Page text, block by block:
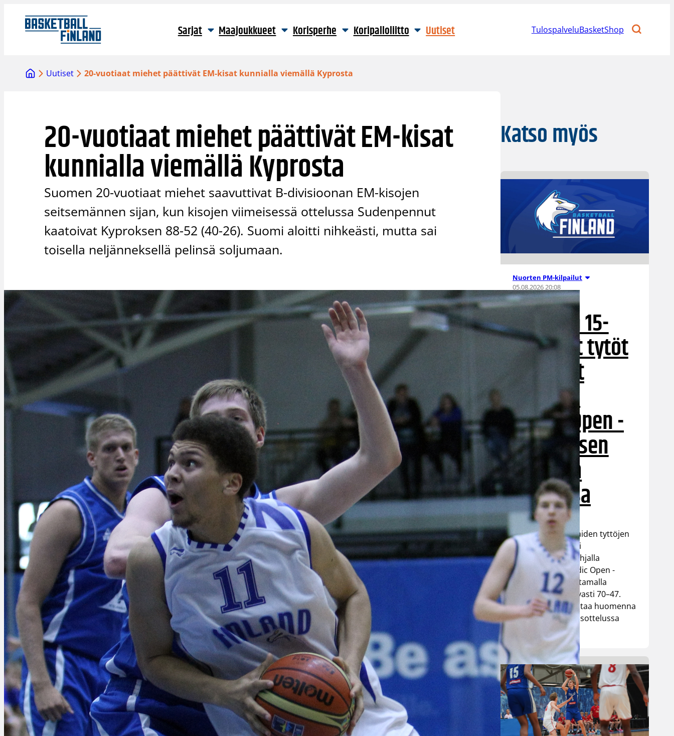
sisältöön
Sarjat Maajoukkueet Korisperhe Koripalloliitto Uutiset TulospalveluBasketShop
Uutiset 20-vuotiaat miehet päättivät EM-kisat kunnialla viemällä Kyprosta
20-vuotiaat miehet päättivät EM-kisat
kunnialla viemällä Kyprosta
Suomen 20-vuotiaat miehet saavuttivat B-divisioonan EM-kisojen
seitsemännen sijan, kun kisojen viimeisessä ottelussa Sudenpennut
kaatoivat Kyproksen 88-52 (40-26). Suomi aloitti nihkeästi, mutta sai
toisella neljänneksellä pelinsä soljumaan.
Katso myös
Nuorten PM-kilpailut
05.08.2026 20:08
Suomen 15-
vuotiaat tytöt
voittivat
Islannin
Nordic Open -
turnauksen
toisessa
ottelussa
Suomen 15-vuotiaiden tyttöjen
maajoukkue jatkoi
voittokulkuaan Lohjalla
pelattavassa Nordic Open -
turnauksessa kaatamalla
Islannin vakuuttavasti 70–47.
Sudenpennut kohtaa huomenna
turnauksen päätösottelussa
Latvian klo 15.